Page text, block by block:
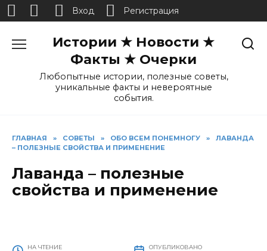
Истории ★ Новости ★
Факты ★ Очерки
Любопытные истории, полезные советы,
уникальные факты и невероятные
события.
ГЛАВНАЯ » СОВЕТЫ » ОБО ВСЕМ ПОНЕМНОГУ »
ЛАВАНДА
– ПОЛЕЗНЫЕ СВОЙСТВА И ПРИМЕНЕНИЕ
Лаванда – полезные
свойства и применение
НА ЧТЕНИЕ ОПУБЛИКОВАНО
Вход Регистрация